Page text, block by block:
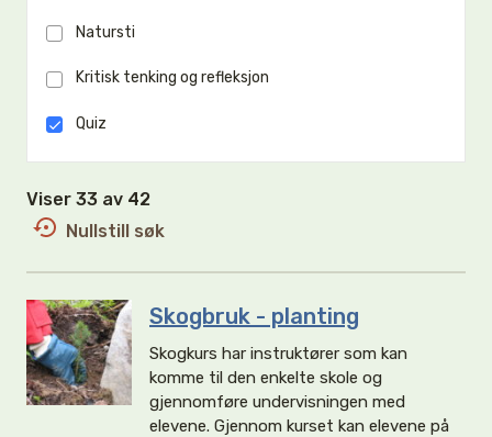
Natursti
Kritisk tenking og refleksjon
Quiz
Viser 33 av 42
Nullstill søk
Skogbruk - planting
Skogkurs har instruktører som kan
komme til den enkelte skole og
gjennomføre undervisningen med
elevene. Gjennom kurset kan elevene på